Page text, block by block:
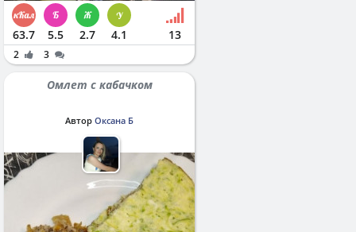
63.7 5.5 2.7 4.1 13
2 3
Омлет с кабачком
Автор Оксана Б